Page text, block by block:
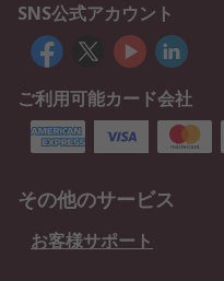
SNS公式アカウント
ご利用可能カード会社
その他のサービス
お客様サポート